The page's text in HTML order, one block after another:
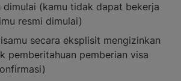
dimulai (kamu tidak dapat bekerja
resmi dimulai)
secara eksplisit mengizinkan
pemberitahuan pemberian visa